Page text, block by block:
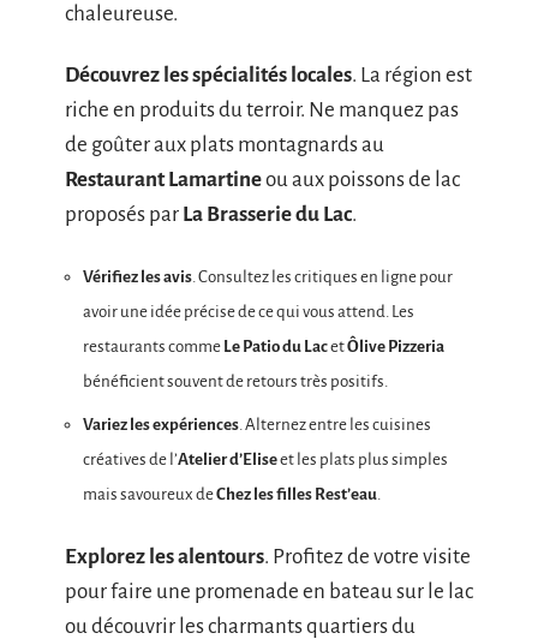
chaleureuse.
Découvrez les spécialités locales. La région est
riche en produits du terroir. Ne manquez pas
de goûter aux plats montagnards au
Restaurant Lamartineou aux poissons de lac
proposés par La Brasserie du Lac.
Vérifiez les avis . Consultez les critiques en ligne pour
avoir une idée précise de ce qui vous attend. Les
restaurants comme Le Patio du LacetÔlive Pizzeria
bénéficient souvent de retours très positifs.
Variez les expériences. Alternez entre les cuisines
créatives de l’Atelier d’Eliseet les plats plus simples
mais savoureux deChez les filles Rest’eau.
Explorez les alentours. Profitez de votre visite
pour faire une promenade en bateau sur le lac
ou découvrir les charmants quartiers du